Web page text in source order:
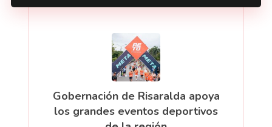
Gobernación de Risaralda apoya
los grandes eventos deportivos